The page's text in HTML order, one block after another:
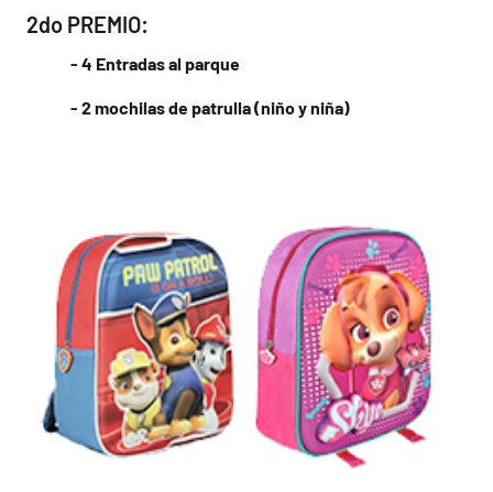
2do PREMIO:
- 4 Entradas al parque
- 2 mochilas de patrulla (niño y niña)